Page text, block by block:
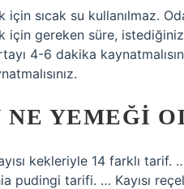
için sıcak su kullanılmaz.
için gereken süre,
4-6 dakika
YEMEĞI
kekleriyle 14 farklı
pudingi tarifi. … Kayısı